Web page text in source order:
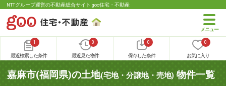
NTTグループ運営の不動産総合サイト goo住宅・不動産
1
最近検索した条件
0
最近見た物件
0
保存した条件
0
お気に入り
嘉麻市(福岡県)の土地(宅地・分譲地・売地) 物件一覧